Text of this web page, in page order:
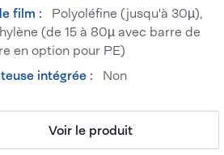
film :
Polyoléfine (jusqu'à 30µ),
(de 15 à 80µ avec barre de
en option pour PE)
intégrée :
Non
Voir le produit